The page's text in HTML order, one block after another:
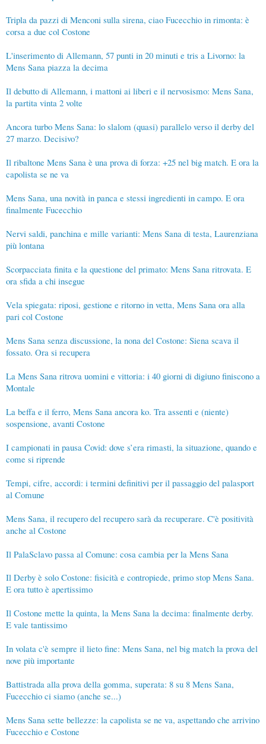
Tripla da pazzi di Menconi sulla sirena, ciao Fucecchio in rimonta: è
corsa a due col Costone
L'inserimento di Allemann, 57 punti in 20 minuti e tris a Livorno: la
Mens Sana piazza la decima
Il debutto di Allemann, i mattoni ai liberi e il nervosismo: Mens Sana,
la partita vinta 2 volte
Ancora turbo Mens Sana: lo slalom (quasi) parallelo verso il derby del
27 marzo. Decisivo?
Il ribaltone Mens Sana è una prova di forza: +25 nel big match. E ora la
capolista se ne va
Mens Sana, una novità in panca e stessi ingredienti in campo. E ora
finalmente Fucecchio
Nervi saldi, panchina e mille varianti: Mens Sana di testa, Laurenziana
più lontana
Scorpacciata finita e la questione del primato: Mens Sana ritrovata. E
ora sfida a chi insegue
Vela spiegata: riposi, gestione e ritorno in vetta, Mens Sana ora alla
pari col Costone
Mens Sana senza discussione, la nona del Costone: Siena scava il
fossato. Ora si recupera
La Mens Sana ritrova uomini e vittoria: i 40 giorni di digiuno finiscono a
Montale
La beffa e il ferro, Mens Sana ancora ko. Tra assenti e (niente)
sospensione, avanti Costone
I campionati in pausa Covid: dove s’era rimasti, la situazione, quando e
come si riprende
Tempi, cifre, accordi: i termini definitivi per il passaggio del palasport
al Comune
Mens Sana, il recupero del recupero sarà da recuperare. C'è positività
anche al Costone
Il PalaSclavo passa al Comune: cosa cambia per la Mens Sana
Il Derby è solo Costone: fisicità e contropiede, primo stop Mens Sana.
E ora tutto è apertissimo
Il Costone mette la quinta, la Mens Sana la decima: finalmente derby.
E vale tantissimo
In volata c'è sempre il lieto fine: Mens Sana, nel big match la prova del
nove più importante
Battistrada alla prova della gomma, superata: 8 su 8 Mens Sana,
Fucecchio ci siamo (anche se...)
Mens Sana sette bellezze: la capolista se ne va, aspettando che arrivino
Fucecchio e Costone